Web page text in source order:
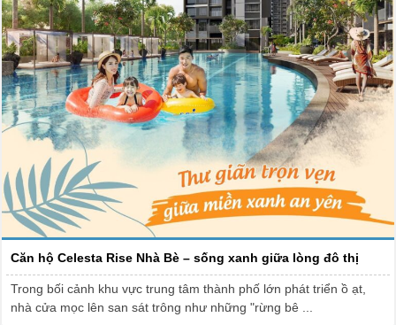
Căn hộ Celesta Rise Nhà Bè – sống xanh giữa lòng đô thị
Trong bối cảnh khu vực trung tâm thành phố lớn phát triển ồ ạt,
nhà cửa mọc lên san sát trông như những "rừng bê ...